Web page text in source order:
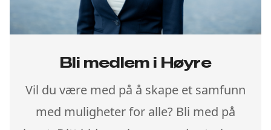
Bli medlem i Høyre
Vil du være med på å skape et samfunn
med muligheter for alle? Bli med på